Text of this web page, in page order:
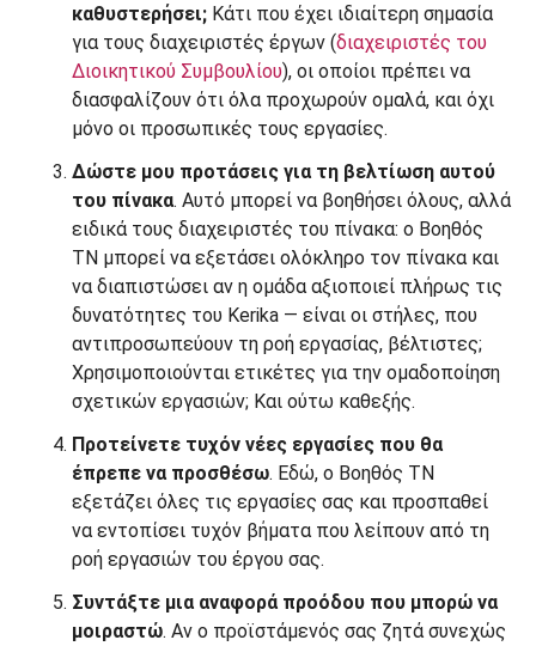
καθυστερήσει; Κάτι που έχει ιδιαίτερη σημασία
για τους διαχειριστές έργων (διαχειριστές του
Διοικητικού Συμβουλίου), οι οποίοι πρέπει να
διασφαλίζουν ότι όλα προχωρούν ομαλά, και όχι
μόνο οι προσωπικές τους εργασίες.
Δώστε μου προτάσεις για τη βελτίωση αυτού
του πίνακα. Αυτό μπορεί να βοηθήσει όλους, αλλά
ειδικά τους διαχειριστές του πίνακα: ο Βοηθός
ΤΝ μπορεί να εξετάσει ολόκληρο τον πίνακα και
να διαπιστώσει αν η ομάδα αξιοποιεί πλήρως τις
δυνατότητες του Kerika — είναι οι στήλες, που
αντιπροσωπεύουν τη ροή εργασίας, βέλτιστες;
Χρησιμοποιούνται ετικέτες για την ομαδοποίηση
σχετικών εργασιών; Και ούτω καθεξής.
Προτείνετε τυχόν νέες εργασίες που θα
έπρεπε να προσθέσω. Εδώ, ο Βοηθός ΤΝ
εξετάζει όλες τις εργασίες σας και προσπαθεί
να εντοπίσει τυχόν βήματα που λείπουν από τη
ροή εργασιών του έργου σας.
Συντάξτε μια αναφορά προόδου που μπορώ να
μοιραστώ. Αν ο προϊστάμενός σας ζητά συνεχώς